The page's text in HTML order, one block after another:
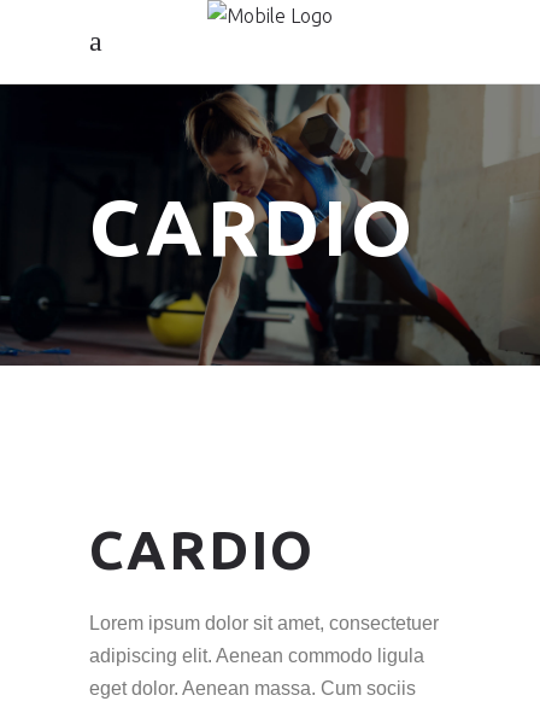
CARDIO
CARDIO
Lorem ipsum dolor sit amet, consectetuer
adipiscing elit. Aenean commodo ligula
eget dolor. Aenean massa. Cum sociis